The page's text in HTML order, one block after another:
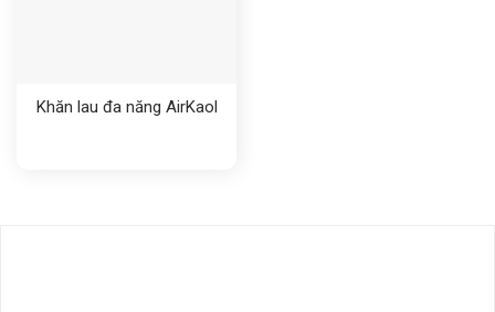
Khăn lau đa năng AirKaol